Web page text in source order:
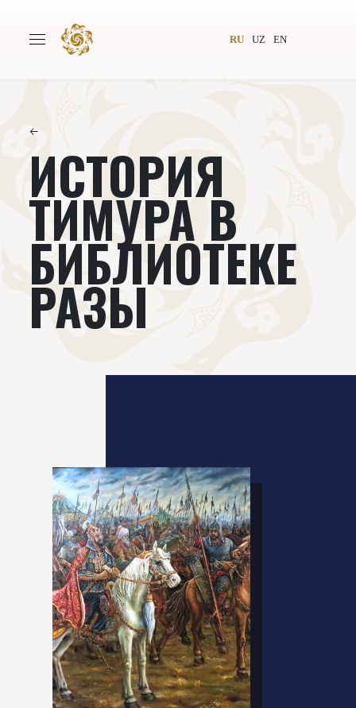
RU UZ EN
Авторы Всемирное общество
Издательство Новости
Подкасты
Книги Видеолекторий
←
ИСТОРИЯ
ТИМУРА В
БИБЛИОТЕКЕ
РАЗЫ